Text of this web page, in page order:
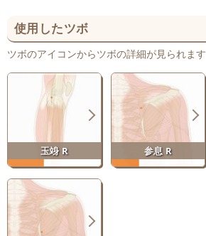
使用したツボ
ツボのアイコンからツボの詳細が見られます
玉竧 R 参息 R